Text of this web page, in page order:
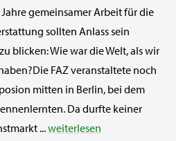
gemeinsamer Arbeit für die
sollten Anlass sein
blicken: Wie war die Welt, als wir
FAZ veranstaltete noch
mitten in Berlin, bei dem
Da durfte keiner
...weiterlesen